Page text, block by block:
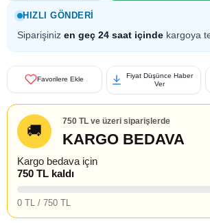
HIZLI GÖNDERI
Siparişiniz en geç 24 saat içinde kargoya
Favorilere Ekle
Fiyat Düşünce Haber
Ver
🚚
750 TL ve üzeri siparişlerde
KARGO BEDAVA
Kargo bedava için
750 TL kaldı
0 TL / 750 TL